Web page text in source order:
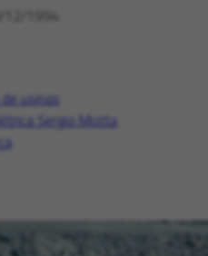
1994
usinas
Sergio Motta